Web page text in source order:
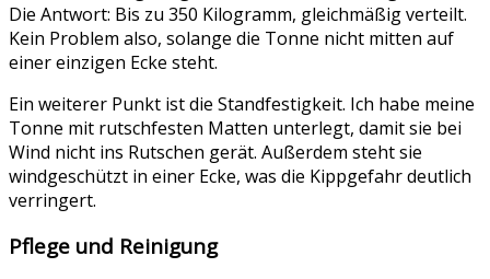
Die Antwort: Bis zu 350 Kilogramm, gleichmäßig verteilt.
Kein Problem also, solange die Tonne nicht mitten auf
einer einzigen Ecke steht.
Ein weiterer Punkt ist die Standfestigkeit. Ich habe meine
Tonne mit rutschfesten Matten unterlegt, damit sie bei
Wind nicht ins Rutschen gerät. Außerdem steht sie
windgeschützt in einer Ecke, was die Kippgefahr deutlich
verringert.
Pflege und Reinigung